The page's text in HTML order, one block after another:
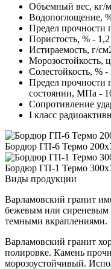
Объемный вес, кг/
Водопоглощение,
Предел
Пористость, % - 1,2
Истираемость, г/
Морозостойкость,
Солестойкость, % -
Предел прочности
состоянии, МПа -
Сопротивление
I класс
Бордюр ГП-6 Термо
Бордюр ГП-1 Термо
Виды продукции
Варламовский гранит
бежевым или сиреневым
темными вкраплениями.
Варламовский гранит
полировке. Камень
морозоустойчивый.